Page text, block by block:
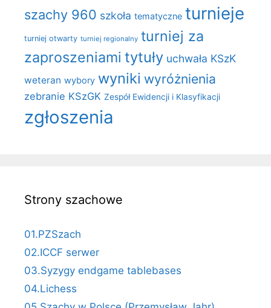
szachy 960 szkoła tematyczne turnieje
turniej otwarty turniej regionalny turniej za
zaproszeniami tytuły uchwała KSzK
weteran wybory wyniki wyróżnienia
zebranie KSzGK Zespół Ewidencji i Klasyfikacji
zgłoszenia
Strony szachowe
01.PZSzach
02.ICCF serwer
03.Syzygy endgame tablebases
04.Lichess